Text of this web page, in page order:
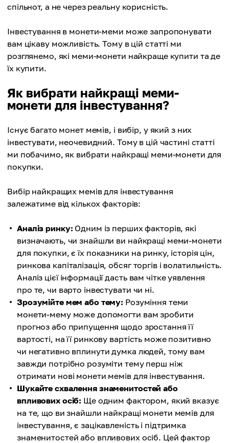
спільнот, а не через реальну корисність.
Інвестування в монети-меми може запропонувати
вам цікаву можливість. Тому в цій статті ми
розглянемо, які меми-монети найкраще купити та де
їх купити.
Як вибрати найкращі меми-
монети для інвестування?
Існує багато монет мемів, і вибір, у який з них
інвестувати, неочевидний. Тому в цій частині статті
ми побачимо, як вибрати найкращі меми-монети для
покупки.
Вибір найкращих мемів для інвестування
залежатиме від кількох факторів:
Аналіз ринку: Одним із перших факторів, які
визначають, чи знайшли ви найкращі меми-монети
для покупки, є їх показники на ринку, історія цін,
ринкова капіталізація, обсяг торгів і волатильність.
Аналіз цієї інформації дасть вам чітке уявлення
про те, чи варто інвестувати чи ні.
Зрозумійте мем або тему: Розуміння теми
монети-мему може допомогти вам зробити
прогноз або припущення щодо зростання її
вартості, на її ринкову вартість може позитивно
чи негативно вплинути думка людей, тому вам
завжди потрібно розуміти тему перш ніж
отримати нові монети мемів для інвестування.
Шукайте схвалення знаменитостей або
впливових осіб: Ще одним фактором, який вказує
на те, що ви знайшли найкращі монети мемів для
інвестування, є зацікавленість і підтримка
знаменитостей або впливових осіб. Цей фактор